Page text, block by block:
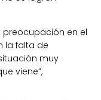
preocupación en el
la falta de
muy
viene”,